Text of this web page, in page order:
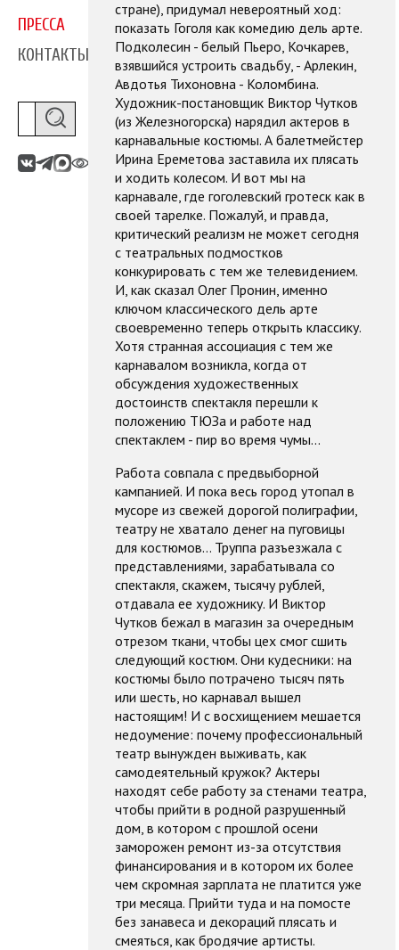
ПРЕССА
КОНТАКТЫ
стране), придумал невероятный ход:
показать Гоголя как комедию дель арте.
Подколесин - белый Пьеро, Кочкарев,
взявшийся устроить свадьбу, - Арлекин,
Авдотья Тихоновна - Коломбина.
Художник-постановщик Виктор Чутков
(из Железногорска) нарядил актеров в
карнавальные костюмы. А балетмейстер
Ирина Ереметова заставила их плясать
и ходить колесом. И вот мы на
карнавале, где гоголевский гротеск как в
своей тарелке. Пожалуй, и правда,
критический реализм не может сегодня
с театральных подмостков
конкурировать с тем же телевидением.
И, как сказал Олег Пронин, именно
ключом классического дель арте
своевременно теперь открыть классику.
Хотя странная ассоциация с тем же
карнавалом возникла, когда от
обсуждения художественных
достоинств спектакля перешли к
положению ТЮЗа и работе над
спектаклем - пир во время чумы...
Работа совпала с предвыборной
кампанией. И пока весь город утопал в
мусоре из свежей дорогой полиграфии,
театру не хватало денег на пуговицы
для костюмов... Труппа разъезжала с
представлениями, зарабатывала со
спектакля, скажем, тысячу рублей,
отдавала ее художнику. И Виктор
Чутков бежал в магазин за очередным
отрезом ткани, чтобы цех смог сшить
следующий костюм. Они кудесники: на
костюмы было потрачено тысяч пять
или шесть, но карнавал вышел
настоящим! И с восхищением мешается
недоумение: почему профессиональный
театр вынужден выживать, как
самодеятельный кружок? Актеры
находят себе работу за стенами театра,
чтобы прийти в родной разрушенный
дом, в котором с прошлой осени
заморожен ремонт из-за отсутствия
финансирования и в котором их более
чем скромная зарплата не платится уже
три месяца. Прийти туда и на помосте
без занавеса и декораций плясать и
смеяться, как бродячие артисты.